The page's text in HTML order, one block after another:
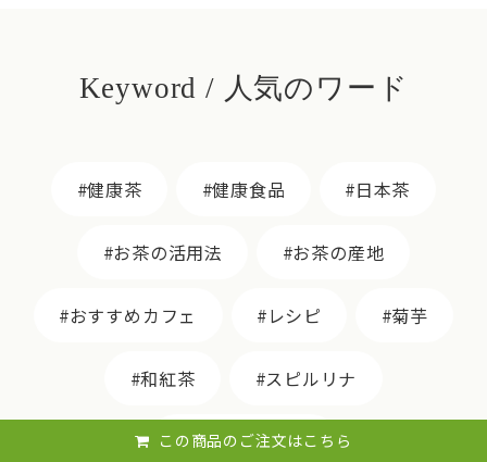
Keyword / 人気のワード
健康茶 健康食品 日本茶
お茶の活用法 お茶の産地
おすすめカフェ レシピ 菊芋
和紅茶 スピルリナ
ウラジロガシ茶
この商品のご注文はこちら